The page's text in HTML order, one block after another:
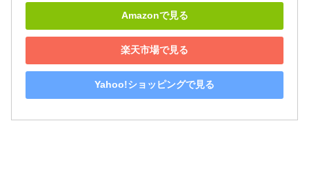
Amazonで見る
楽天市場で見る
Yahoo!ショッピングで見る